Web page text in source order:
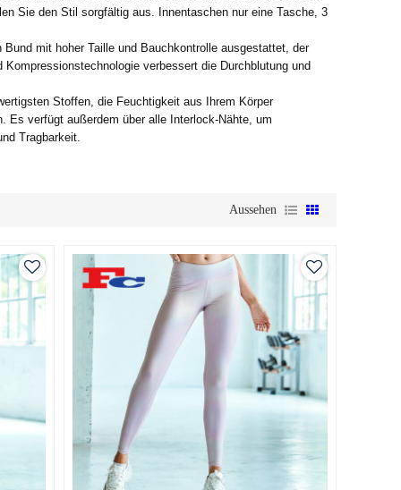
Sie den Stil sorgfältig aus. Innentaschen nur eine Tasche, 3
mit hoher Taille und Bauchkontrolle ausgestattet, der
verbessert die Durchblutung und
Stoffen, die Feuchtigkeit aus Ihrem Körper
Es verfügt außerdem über alle Interlock-Nähte, um
Tragbarkeit.
Aussehen